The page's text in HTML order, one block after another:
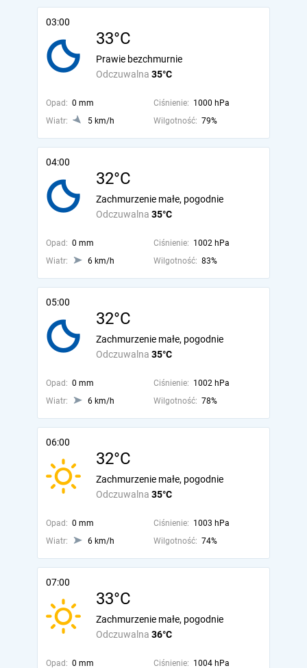
03:00
33°C
Odczuwalna 35°C
Prawie bezchmurnie
Opad: 0 mm Ciśnienie: 1000 hPa
Wiatr:
5 km/h Wilgotność: 79%
04:00
32°C
Odczuwalna 35°C
Zachmurzenie małe, pogodnie
Opad: 0 mm Ciśnienie: 1002 hPa
Wiatr:
6 km/h Wilgotność: 83%
05:00
32°C
Odczuwalna 35°C
Zachmurzenie małe, pogodnie
Opad: 0 mm Ciśnienie: 1002 hPa
Wiatr:
6 km/h Wilgotność: 78%
06:00
32°C
Odczuwalna 35°C
Zachmurzenie małe, pogodnie
Opad: 0 mm Ciśnienie: 1003 hPa
Wiatr:
6 km/h Wilgotność: 74%
07:00
33°C
Odczuwalna 36°C
Zachmurzenie małe, pogodnie
Opad: 0 mm Ciśnienie: 1004 hPa